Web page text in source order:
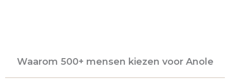
Waarom 500+ mensen kiezen voor Anole